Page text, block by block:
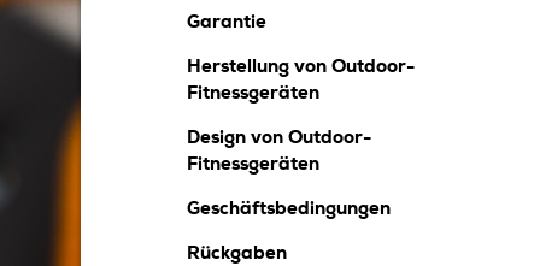
Garantie
Herstellung von Outdoor-
Fitnessgeräten
Design von Outdoor-
Fitnessgeräten
Geschäftsbedingungen
Rückgaben